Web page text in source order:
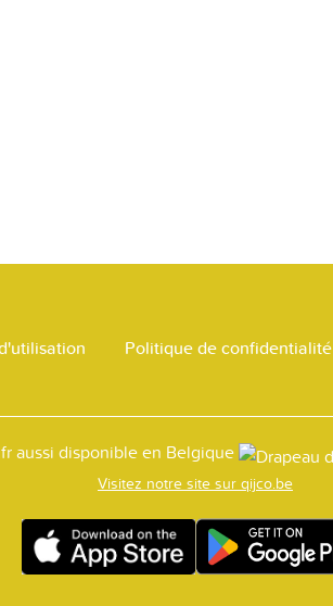
Politique de confidentialité
aussi disponible en Belgique
Visitez notre site sur qijco.be